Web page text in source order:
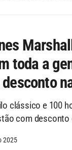
toda a
clássico e 100
com desconto
2025